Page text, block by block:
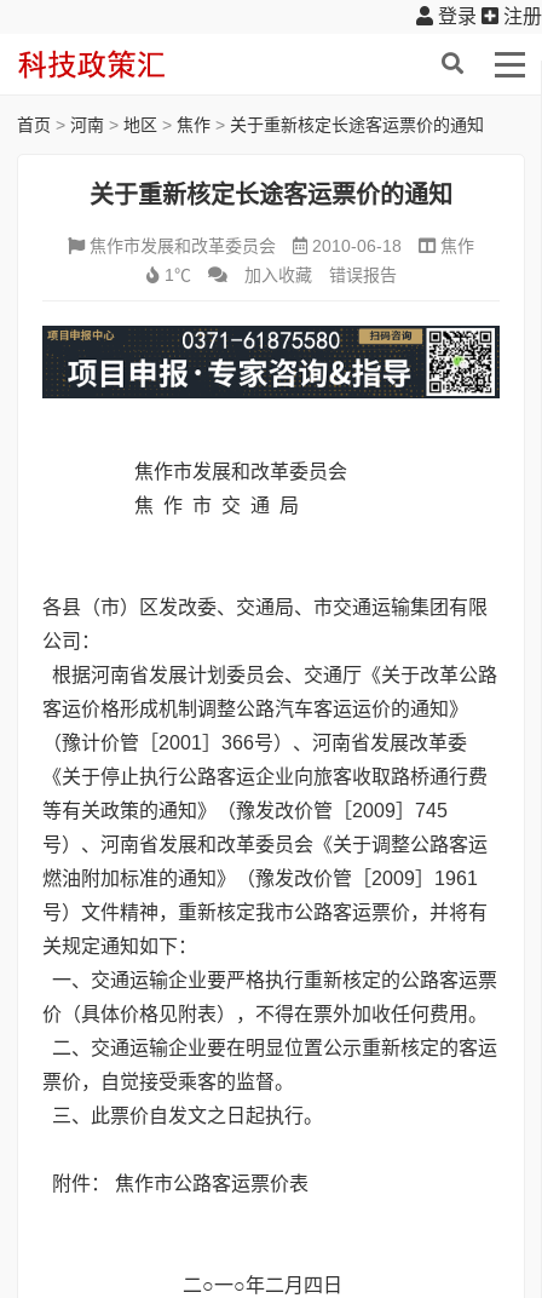
登录 注册
首页 > 河南 > 地区 > 焦作 > 关于重新核定长途客运票价的通知
关于重新核定长途客运票价的通知
焦作市发展和改革委员会 2010-06-18
焦作
1℃
加入收藏 错误报告
焦作市发展和改革委员会
焦 作 市 交 通 局
各县（市）区发改委、交通局、市交通运输集团有限
公司：
根据河南省发展计划委员会、交通厅《关于改革公路
客运价格形成机制调整公路汽车客运运价的通知》
（豫计价管［2001］366号）、河南省发展改革委
《关于停止执行公路客运企业向旅客收取路桥通行费
等有关政策的通知》（豫发改价管［2009］745
号）、河南省发展和改革委员会《关于调整公路客运
燃油附加标准的通知》（豫发改价管［2009］1961
号）文件精神，重新核定我市公路客运票价，并将有
关规定通知如下：
一、交通运输企业要严格执行重新核定的公路客运票
价（具体价格见附表），不得在票外加收任何费用。
二、交通运输企业要在明显位置公示重新核定的客运
票价，自觉接受乘客的监督。
三、此票价自发文之日起执行。
附件： 焦作市公路客运票价表
二○一○年二月四日